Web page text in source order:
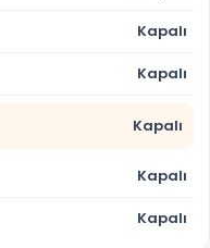
Kapalı
Kapalı
Kapalı
Kapalı
Kapalı